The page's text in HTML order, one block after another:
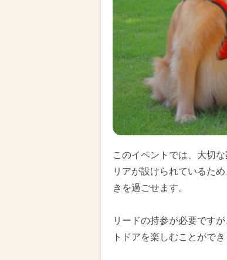
このイベントでは、大切
リアが設けられているた
きを過ごせます。
リードの持参が必要です
トドアを楽しむことができ